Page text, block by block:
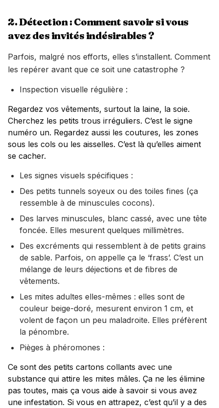
2. Détection : Comment savoir si vous
avez des invités indésirables ?
Parfois, malgré nos efforts, elles s’installent. Comment
les repérer avant que ce soit une catastrophe ?
Inspection visuelle régulière :
Regardez vos vêtements, surtout la laine, la soie.
Cherchez les petits trous irréguliers. C’est le signe
numéro un. Regardez aussi les coutures, les zones
sous les cols ou les aisselles. C’est là qu’elles aiment
se cacher.
Les signes visuels spécifiques :
Des petits tunnels soyeux ou des toiles fines (ça
ressemble à de minuscules cocons).
Des larves minuscules, blanc cassé, avec une tête
foncée. Elles mesurent quelques millimètres.
Des excréments qui ressemblent à de petits grains
de sable. Parfois, on appelle ça le ‘frass’. C’est un
mélange de leurs déjections et de fibres de
vêtements.
Les mites adultes elles-mêmes : elles sont de
couleur beige-doré, mesurent environ 1 cm, et
volent de façon un peu maladroite. Elles préfèrent
la pénombre.
Pièges à phéromones :
Ce sont des petits cartons collants avec une
substance qui attire les mites mâles. Ça ne les élimine
pas toutes, mais ça vous aide à savoir si vous avez
une infestation. Si vous en attrapez, c’est qu’il y a des